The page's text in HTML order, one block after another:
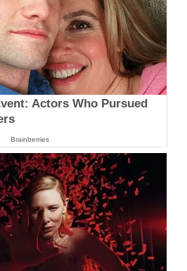
Actors Who Pursued
Brainberries